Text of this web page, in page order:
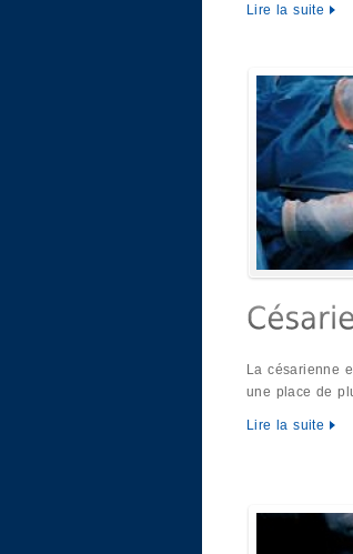
Lire la suite
La césarienne
une place de
Lire la suite